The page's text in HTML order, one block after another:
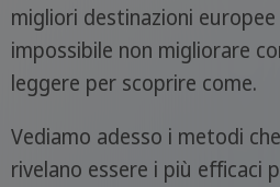
migliori destinazioni
impossibile non migliorare
leggere per scoprire come.
Vediamo adesso i metodi
rivelano essere i più efficaci